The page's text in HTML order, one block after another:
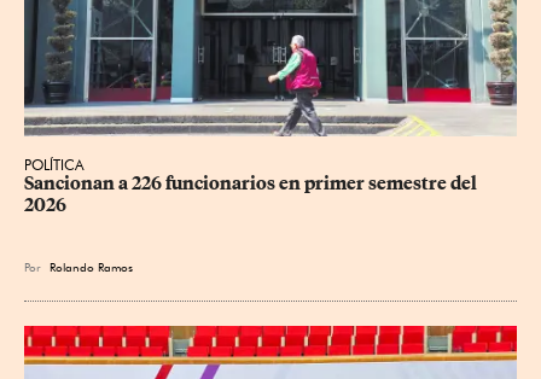
POLÍTICA
Sancionan a 226 funcionarios en primer semestre del
2026
Por Rolando Ramos